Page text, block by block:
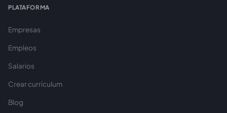
PLATAFORMA
Empresas
Empleos
Salarios
Crear currículum
Blog